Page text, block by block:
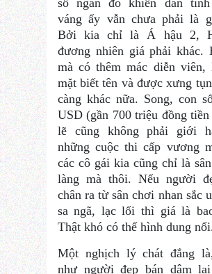
váng ấy vẫn chưa phải là
Bởi kia chỉ là Á hậu 2,
đương nhiên giá phải khác.
mà có thêm mác diễn viên,
mặt biết tên và được xưng
càng khác nữa. Song, con
USD (gần 700 triệu đồng
lẽ cũng không phải giới
những cuộc thi cấp vương
các cô gái kia cũng chỉ là
làng mà thôi. Nếu người
chân ra từ sân chơi nhan sắc
sa ngã, lạc lối thì giá là
Thật khó có thể hình dung
Một nghịch lý chát đắng
như người đẹp bán dâm